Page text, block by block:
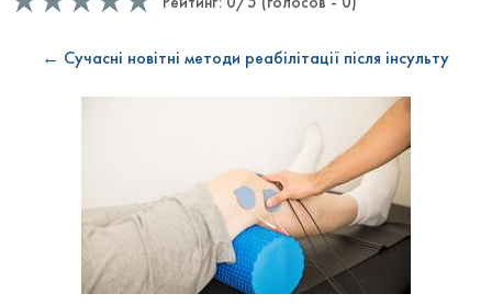
← Сучасні новітні методи реабілітації після інсульту